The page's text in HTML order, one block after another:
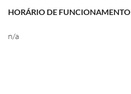
HORÁRIO DE FUNCIONAMENTO
n/a